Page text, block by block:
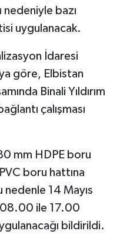
nedeniyle bazı
uygulanacak.
İdaresi
göre, Elbistan
Binali Yıldırım
çalışması
mm HDPE boru
boru hattına
nedenle 14 Mayıs
ile 17.00
bildirildi.